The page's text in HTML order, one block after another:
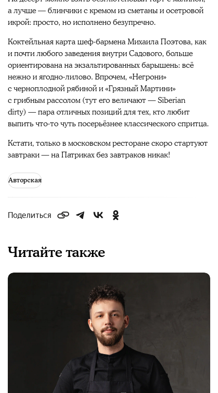
а лучше — блинчики с кремом из сметаны и осетровой
икрой: просто, но исполнено безупречно.
Коктейльная карта шеф-бармена Михаила Поэтова, как
и почти любого заведения внутри Садового, больше
ориентирована на экзальтированных барышень: всё
нежно и ягодно-лилово. Впрочем, «Негрони»
с черноплодной рябиной и «Грязный Мартини»
с грибным рассолом (тут его величают — Siberian
dirty) — пара отличных позиций для тех, кто любит
выпить что-то чуть посерьёзнее классического спритца.
Кстати, только в московском ресторане скоро стартуют
завтраки — на Патриках без завтраков никак!
Авторская
Поделиться
Читайте также